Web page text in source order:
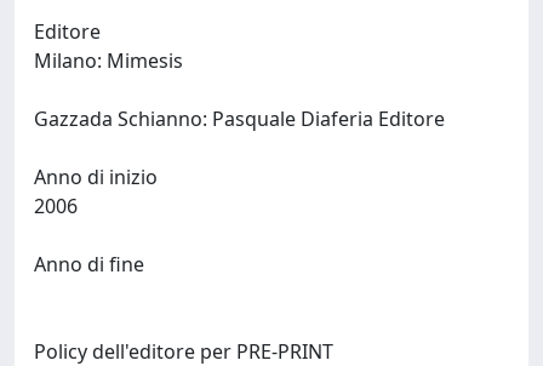
Editore
Milano: Mimesis
Anno di inizio
Anno di fine
Policy dell'editore per PRE-PRINT